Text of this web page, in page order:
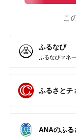
こ
ふるなび
ふるなびマネ
ふるさとチ
ANAのふる